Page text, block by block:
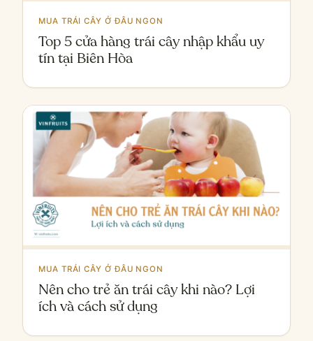
MUA TRÁI CÂY Ở ĐÂU NGON
Top 5 cửa hàng trái cây nhập khẩu uy
tín tại Biên Hòa
MUA TRÁI CÂY Ở ĐÂU NGON
Nên cho trẻ ăn trái cây khi nào? Lợi
ích và cách sử dụng